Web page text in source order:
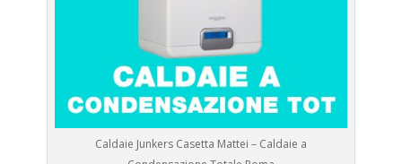
Caldaie Junkers Casetta Mattei – Caldaie a